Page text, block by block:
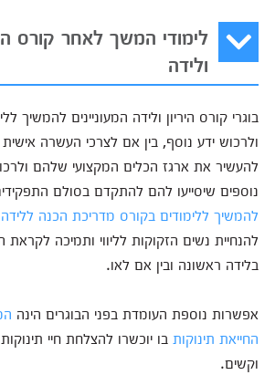
לימודי המשך לאחר קורס
ולידה
בוגרי קורס היריון ולידה המעוניינים להמשיך
ולרכוש ידע נוסף, בין אם לצרכי העשרה אישית
להעשיר את ארגז הכלים המקצועי שלהם
נוספים שיסייעו להם להתקדם בסולם
להמשיך ללימודים בקורס מדריכת הכנה ללידה
להנחיית נשים הזקוקות לליווי ותמיכה
בלידה ראשונה ובין אם לאו.
אפשרות נוספת העומדת בפני הבוגרים הינה
החייאת תינוקותבו יוכשרו להצלחת חיי
וקשים.